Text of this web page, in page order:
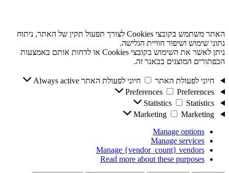
האתר משתמש בקובצי Cookies לצורך תפעול תקין של האתר, ניתוח
נתוני שימוש ושיפור חוויית הגלישה.
ניתן לאשר את השימוש בקובצי Cookies או לדחות אותם באמצעות
הכפתורים המוצגים בבאנר זה.
חיוני לפעולת האתר חיוני לפעולת האתר Always active
Preferences
Preferences
Statistics
Statistics
Marketing
Marketing
Manage options
Manage services
Manage {vendor_count} vendors
Read more about these purposes